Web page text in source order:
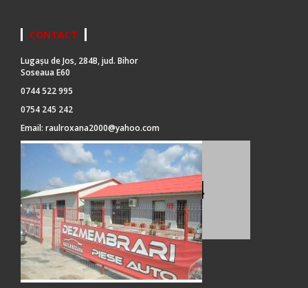
CONTACT
Lugașu de Jos, 284B, jud. Bihor
Soseaua E60
0744 522 995
0754 245 242
Email: raulroxana2000@yahoo.com